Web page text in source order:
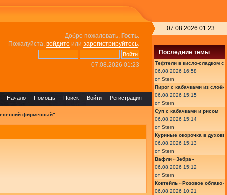
Добро пожаловать, Гость.
Пожалуйста, войдите или зарегистрируйтесь.
07.08.2026 01:23
Регистрация
Войти
Поиск
Помощь
Начало
фирменный"
07.08.2026 01:23
Последние темы
Тефтели в кисло-сладком
06.08.2026 16:58
от Stern
Пирог с кабачками из
06.08.2026 15:15
от Stern
Суп с кабачками и рисом
06.08.2026 15:14
от Stern
Куриные окорочка в
06.08.2026 15:13
от Stern
Вафли «Зебра»
06.08.2026 15:12
от Stern
Коктейль «Розовое
06.08.2026 10:21